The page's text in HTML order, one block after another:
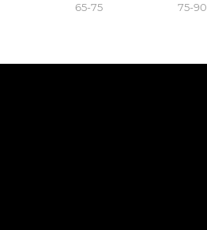
65-75 75-90